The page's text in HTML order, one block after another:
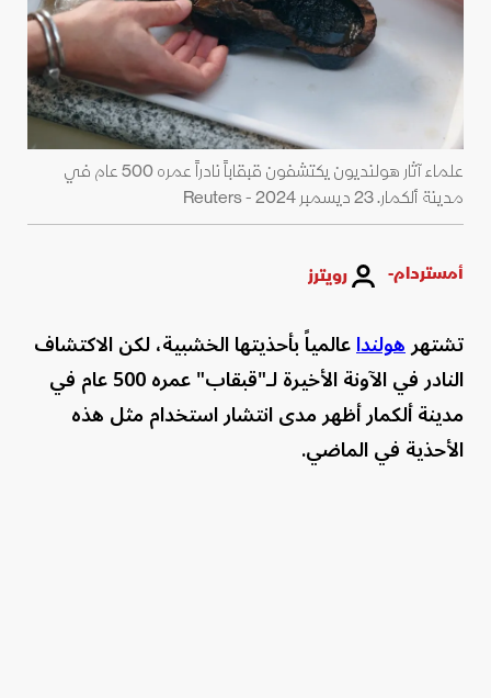
علماء آثار هولنديون يكتشفون قبقاباً نادراً عمره 500 عام في
مدينة ألكمار. 23 ديسمبر 2024 - Reuters
أمستردام- رويترز
تشتهرهولنداعالمياً بأحذيتها الخشبية، لكن الاكتشاف
النادر في الآونة الأخيرة لـ"قبقاب" عمره 500 عام في
مدينة ألكمار أظهر مدى انتشار استخدام مثل هذه
الأحذية في الماضي.